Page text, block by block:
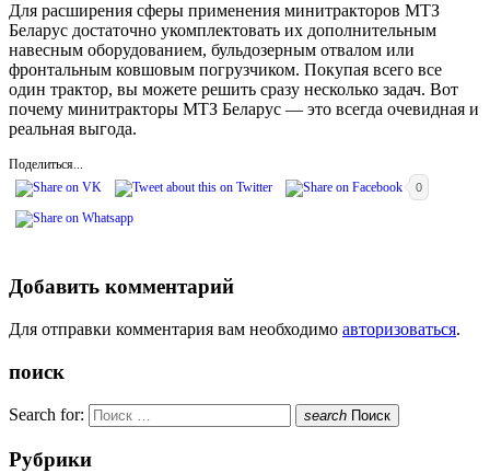
Для расширения сферы применения минитракторов МТЗ
Беларус достаточно укомплектовать их дополнительным
навесным оборудованием, бульдозерным отвалом или
фронтальным ковшовым погрузчиком. Покупая всего все
один трактор, вы можете решить сразу несколько задач. Вот
почему минитракторы МТЗ Беларус — это всегда очевидная и
реальная выгода.
Поделиться...
0
Добавить комментарий
Для отправки комментария вам необходимо авторизоваться.
поиск
Search for: search Поиск
Рубрики